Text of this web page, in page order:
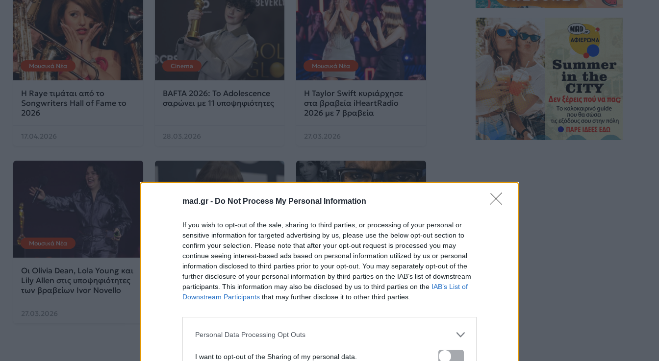
mad.gr - Do Not Process My Personal Information
If you wish to opt-out of the sale, sharing to third parties, or processing of your personal or
sensitive information for targeted advertising by us, please use the below opt-out section to
confirm your selection. Please note that after your opt-out request is processed you may
continue seeing interest-based ads based on personal information utilized by us or personal
information disclosed to third parties prior to your opt-out. You may separately opt-out of the
further disclosure of your personal information by third parties on the IAB’s list of downstream
participants. This information may also be disclosed by us to third parties on the IAB’s List of
Downstream Participants that may further disclose it to other third parties.
Personal Data Processing Opt Outs
I want to opt-out of the Sharing of my personal data.
Μουσικά Νέα
Η Raye τιμάται από το
Songwriters Hall of Fame το
2026
17.04.2026
Cinema
BAFTA 2026: Το Adolescence
σαρώνει με 11 υποψηφιότητες
28.03.2026
Μουσικά Νέα
Η Taylor Swift κυριάρχησε
στα βραβεία iHeartRadio
2026 με 7 βραβεία
27.03.2026
Μουσικά Νέα
Οι Olivia Dean, Lola Young και
Lily Allen στις υποψηφιότητες
των βραβείων Ivor Novello
27.03.2026
Μουσικά Νέα
Η Taylor Swift επιστρέφει στα
iHeartRadio Music Awards
Cinema
Σάρωσε η ταινία War of the
Worlds στα Χρυσά
Βατόμουρα 2026